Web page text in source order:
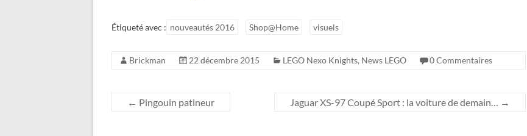
Étiqueté avec : nouveautés 2016 Shop@Home visuels
Brickman 22 décembre 2015 LEGO Nexo Knights, News LEGO 0 Commentaires
← Pingouin patineur Jaguar XS-97 Coupé Sport : la voiture de demain… →